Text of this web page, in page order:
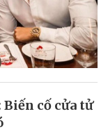
cố cửa tử